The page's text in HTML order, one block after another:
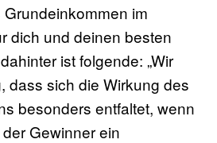
im
dich und deinen besten
ist folgende: „Wir
dass sich die Wirkung des
besonders entfaltet, wenn
Gewinner ein